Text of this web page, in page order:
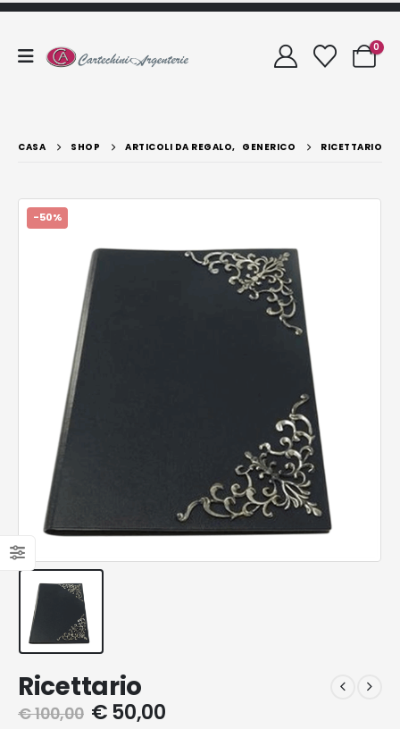
0
CASA SHOP ARTICOLI DA REGALO, GENERICO RICETTARIO
-50%
Ricettario
€100,00 €50,00